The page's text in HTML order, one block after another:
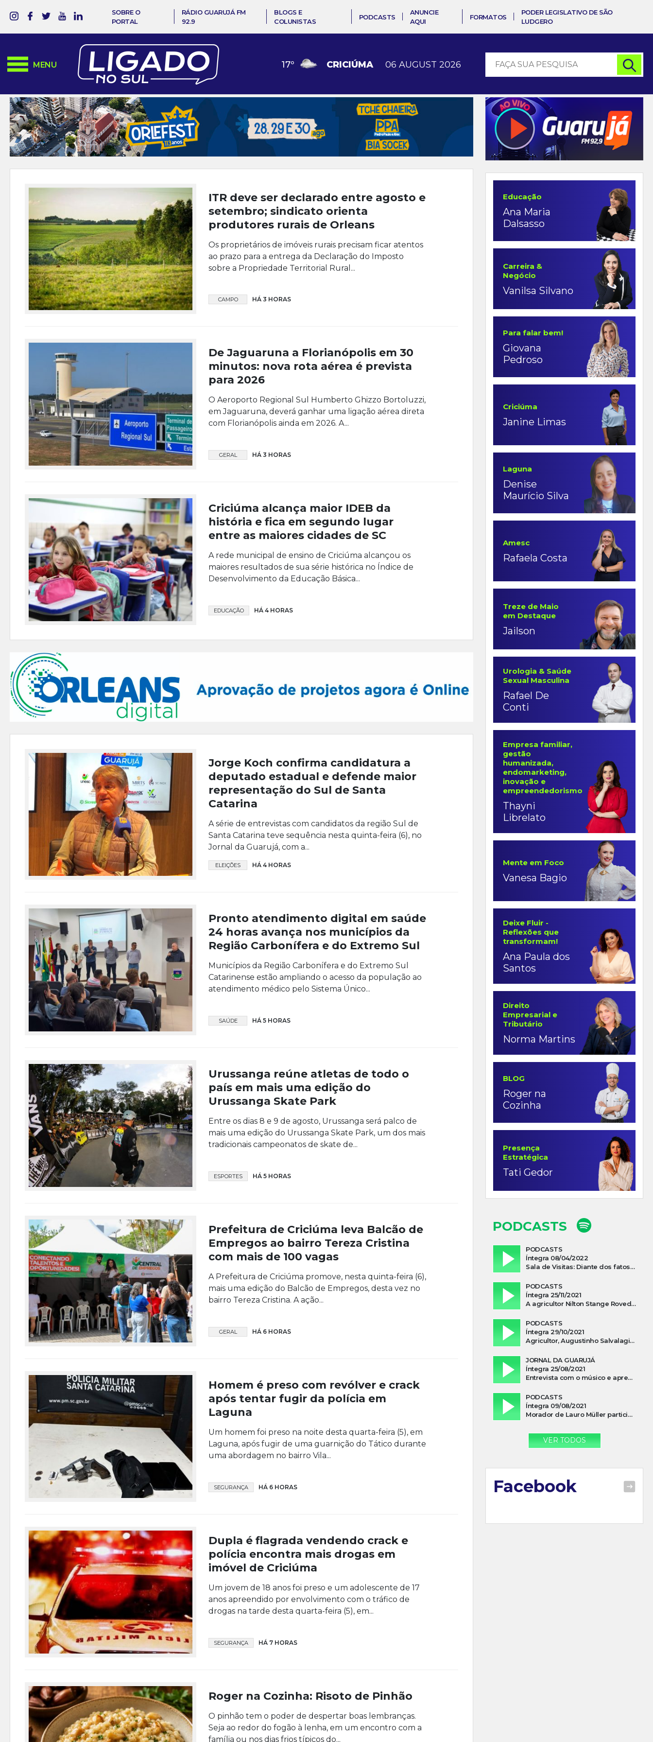
SOBRE O
PORTAL
RÁDIO GUARUJÁ FM
92.9
BLOGS E
COLUNISTAS
PODCASTS
ANUNCIE
AQUI
FORMATOS
PODER LEGISLATIVO DE SÃO
LUDGERO
MENU 17º CRICIÚMA 06 AUGUST 2026
ITR deve ser declarado entre agosto e
setembro; sindicato orienta
produtores rurais de Orleans
Os proprietários de imóveis rurais precisam ficar atentos
ao prazo para a entrega da Declaração do Imposto
sobre a Propriedade Territorial Rural...
CAMPO HÁ 3 HORAS
De Jaguaruna a Florianópolis em 30
minutos: nova rota aérea é prevista
para 2026
O Aeroporto Regional Sul Humberto Ghizzo Bortoluzzi,
em Jaguaruna, deverá ganhar uma ligação aérea direta
com Florianópolis ainda em 2026. A...
GERAL HÁ 3 HORAS
Criciúma alcança maior IDEB da
história e fica em segundo lugar
entre as maiores cidades de SC
A rede municipal de ensino de Criciúma alcançou os
maiores resultados de sua série histórica no Índice de
Desenvolvimento da Educação Básica...
EDUCAÇÃO HÁ 4 HORAS
Jorge Koch confirma candidatura a
deputado estadual e defende maior
representação do Sul de Santa
Catarina
A série de entrevistas com candidatos da região Sul de
Santa Catarina teve sequência nesta quinta-feira (6), no
Jornal da Guarujá, com a...
ELEIÇÕES HÁ 4 HORAS
Pronto atendimento digital em saúde
24 horas avança nos municípios da
Região Carbonífera e do Extremo Sul
Municípios da Região Carbonífera e do Extremo Sul
Catarinense estão ampliando o acesso da população ao
atendimento médico pelo Sistema Único...
SAÚDE HÁ 5 HORAS
Urussanga reúne atletas de todo o
país em mais uma edição do
Urussanga Skate Park
Entre os dias 8 e 9 de agosto, Urussanga será palco de
mais uma edição do Urussanga Skate Park, um dos mais
tradicionais campeonatos de skate de...
ESPORTES HÁ 5 HORAS
Prefeitura de Criciúma leva Balcão de
Empregos ao bairro Tereza Cristina
com mais de 100 vagas
A Prefeitura de Criciúma promove, nesta quinta-feira (6),
mais uma edição do Balcão de Empregos, desta vez no
bairro Tereza Cristina. A ação...
GERAL HÁ 6 HORAS
Homem é preso com revólver e crack
após tentar fugir da polícia em
Laguna
Um homem foi preso na noite desta quarta-feira (5), em
Laguna, após fugir de uma guarnição do Tático durante
uma abordagem no bairro Vila...
SEGURANÇA HÁ 6 HORAS
Dupla é flagrada vendendo crack e
polícia encontra mais drogas em
imóvel de Criciúma
Um jovem de 18 anos foi preso e um adolescente de 17
anos apreendido por envolvimento com o tráfico de
drogas na tarde desta quarta-feira (5), em...
SEGURANÇA HÁ 7 HORAS
Roger na Cozinha: Risoto de Pinhão
O pinhão tem o poder de despertar boas lembranças.
Seja ao redor do fogão à lenha, em um encontro com a
família ou nos dias frios típicos do...
Educação
Ana Maria
Dalsasso
Carreira &
Negócio
Vanilsa Silvano
Para falar bem!
Giovana
Pedroso
Criciúma
Janine Limas
Laguna
Denise
Maurício Silva
Amesc
Rafaela Costa
Treze de Maio
em Destaque
Jailson
Urologia & Saúde
Sexual Masculina
Rafael De
Conti
Empresa familiar,
gestão
humanizada,
endomarketing,
inovação e
empreendedorismo
Thayni
Librelato
Mente em Foco
Vanesa Bagio
Deixe Fluir -
Reflexões que
transformam!
Ana Paula dos
Santos
Direito
Empresarial e
Tributário
Norma Martins
BLOG
Roger na
Cozinha
Presença
Estratégica
Tati Gedor
PODCASTS
PODCASTS
Íntegra 08/04/2022
Sala de Visitas: Diante dos fatos que influenciam a economia o que podemos esperar de 2022
PODCASTS
Íntegra 25/11/2021
A agricultor Nilton Stange Roveda, afirma ter recebido ajuda espiritual durante acidente
PODCASTS
Íntegra 29/10/2021
Agricultor, Augustinho Salvalagio, relata sobre aparição do Cavaleiro Negro no Rio das Furnas
JORNAL DA GUARUJÁ
Íntegra 25/08/2021
Entrevista com o músico e apresentador, Lismael Ferrareis, no Cidade e Campo
PODCASTS
Íntegra 09/08/2021
Morador de Lauro Müller participa de motociata em apoio a Bolsonaro
VER TODOS
Facebook